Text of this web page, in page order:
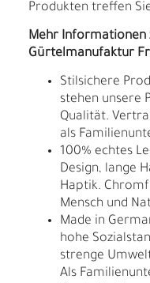
Produkten treffen
Mehr Informationen
Gürtelmanufaktur
Stilsichere
stehen unsere
Qualität.
als
100% echtes
Design, lange
Haptik.
Mensch und
Made in
hohe
strenge
Als